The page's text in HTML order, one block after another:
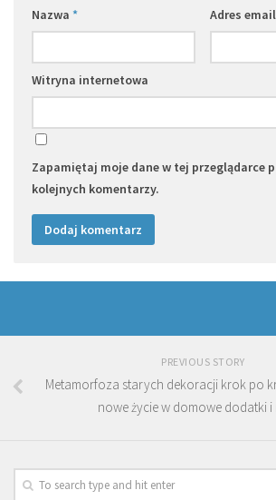
Nazwa * Adres email
Witryna internetowa
Zapamiętaj moje dane w tej przeglądarce
kolejnych komentarzy.
PREVIOUS STORY
Metamorfoza starych dekoracji krok po
nowe życie w domowe dodatki i